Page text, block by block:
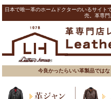
日本で唯一革のホームドクターのいるサイト
売。革専門
今良かったらいい革製品では